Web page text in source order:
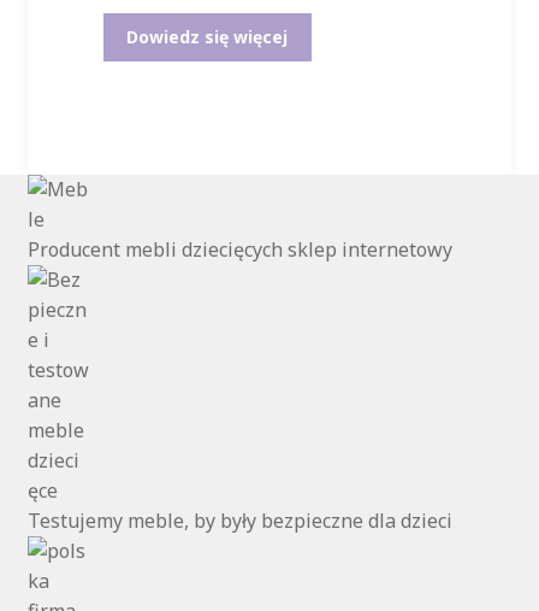
Dowiedz się więcej
Producent mebli dziecięcych sklep internetowy
Testujemy meble, by były bezpieczne dla dzieci